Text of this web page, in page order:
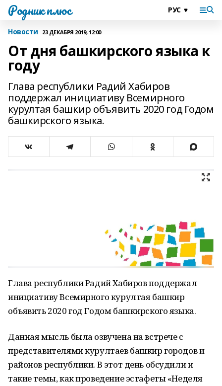
Родник плюс
Новости 23 ДЕКАБРЯ 2019, 12:00
От дня башкирского языка к
году
Глава республики Радий Хабиров
поддержал инициативу Всемирного
курултая башкир объявить 2020 год Годом
башкирского языка.
Глава республики Радий Хабиров поддержал
инициативу Всемирного курултая башкир
объявить 2020 год Годом башкирского языка.
Данная мысль была озвучена на встрече с
представителями курултаев башкир городов и
районов республики. В этот день обсудили и
такие темы, как проведение эстафеты «Неделя